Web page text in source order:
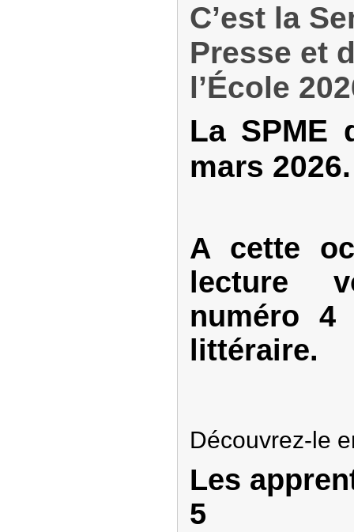
C’est la
Presse et
l’École
La SPME
mars 2026.
A cette
lecture
numéro
littéraire.
Découvrez-le
Les
5